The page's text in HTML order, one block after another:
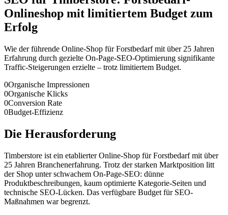
Onlineshop mit limitiertem Budget zum
Erfolg
Wie der führende Online-Shop für Forstbedarf mit über 25 Jahren
Erfahrung durch gezielte On-Page-SEO-Optimierung signifikante
Traffic-Steigerungen erzielte – trotz limitiertem Budget.
0Organische Impressionen
0Organische Klicks
0Conversion Rate
0Budget-Effizienz
Die Herausforderung
Timberstore ist ein etablierter Online-Shop für Forstbedarf mit über
25 Jahren Branchenerfahrung. Trotz der starken Marktposition litt
der Shop unter schwachem On-Page-SEO: dünne
Produktbeschreibungen, kaum optimierte Kategorie-Seiten und
technische SEO-Lücken. Das verfügbare Budget für SEO-
Maßnahmen war begrenzt.